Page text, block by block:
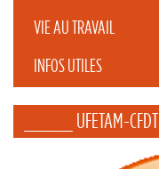
VIE AU TRAVAIL
INFOS UTILES
_____ UFETAM-CFDT